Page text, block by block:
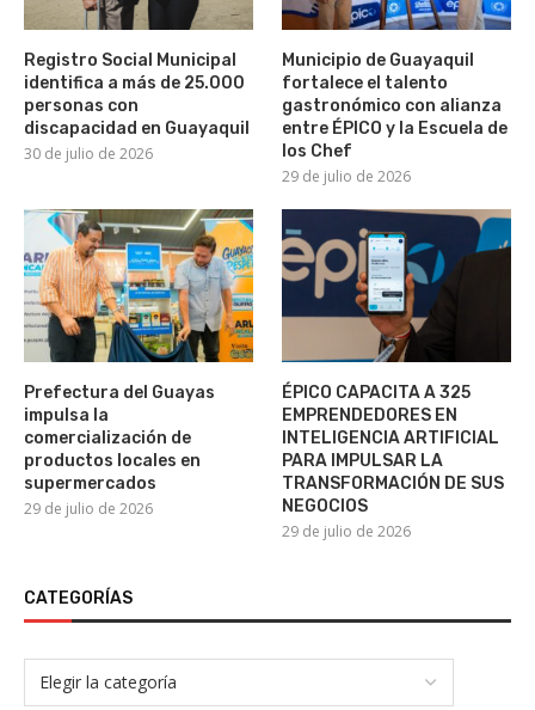
Registro Social Municipal
identifica a más de 25.000
personas con
discapacidad en Guayaquil
30 de julio de 2026
Municipio de Guayaquil
fortalece el talento
gastronómico con alianza
entre ÉPICO y la Escuela de
los Chef
29 de julio de 2026
Prefectura del Guayas
impulsa la
comercialización de
productos locales en
supermercados
29 de julio de 2026
ÉPICO CAPACITA A 325
EMPRENDEDORES EN
INTELIGENCIA ARTIFICIAL
PARA IMPULSAR LA
TRANSFORMACIÓN DE SUS
NEGOCIOS
29 de julio de 2026
CATEGORÍAS